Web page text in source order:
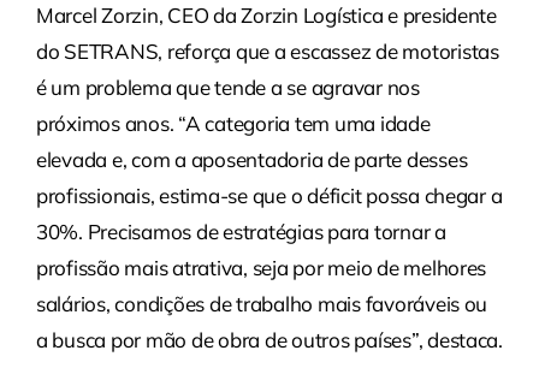
Marcel Zorzin, CEO da Zorzin Logística e presidente
do SETRANS, reforça que a escassez de motoristas
é um problema que tende a se agravar nos
próximos anos. “A categoria tem uma idade
elevada e, com a aposentadoria de parte desses
profissionais, estima-se que o déficit possa chegar a
30%. Precisamos de estratégias para tornar a
profissão mais atrativa, seja por meio de melhores
salários, condições de trabalho mais favoráveis ou
a busca por mão de obra de outros países”, destaca.